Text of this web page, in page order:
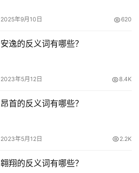
2025年9月10日 620
安逸的反义词有哪些？
2023年5月12日 8.4K
昂首的反义词有哪些？
2023年5月12日 2.2K
翱翔的反义词有哪些？